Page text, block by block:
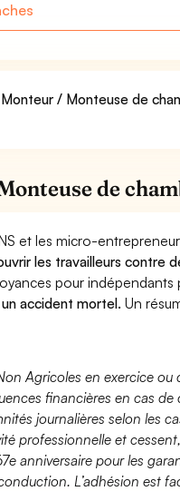
/ Monteuse de
de
et les micro-
les travailleurs contre
pour
accident mortel. Un
Agricoles en exercice
financières en cas de
journalières selon les
professionnelle et
anniversaire pour les
L’adhésion est